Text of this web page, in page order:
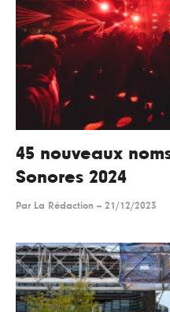
45 nouveaux
Sonores 2024
Par La Rédaction -- 21/12/2023